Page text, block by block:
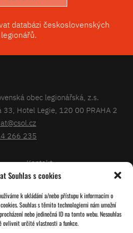
Souhlas s cookies
k ukládání a/nebo přístupu k informacím o
Souhlas s těmito technologiemi nám umožní
nebo jedinečná ID na tomto webu. Nesouhlas
ovlivnit určité vlastnosti a funkce.
databázi československých
legionářů.
obec legionářská, z.s.
33, Hotel Legie, 120 00 PRAHA 2
266 235
Kontakt
Databáze legionářů
Pro členy
Zásady cookies